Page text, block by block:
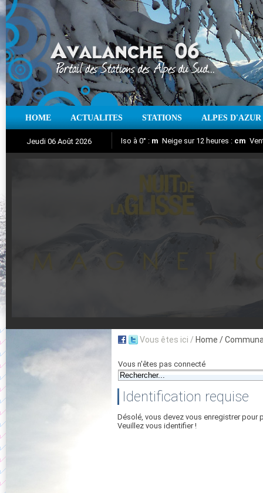
HOME ACTUALITES STATIONS ALPES D'AZUR
Jeudi 06 Août 2026
Aujourd'hui : T° Min :
Iso à 0° : m Neige sur 12 heures : cm
Suivez en direct l'actualité des stations
Vous êtes ici / Home /
Vous n'êtes pas connecté
Identification requise
Désolé, vous devez vous enregistrer pour
Veuillez vous identifier !